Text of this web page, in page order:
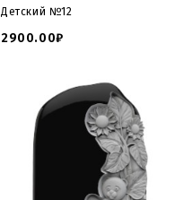
Детский №12
2900.00₽